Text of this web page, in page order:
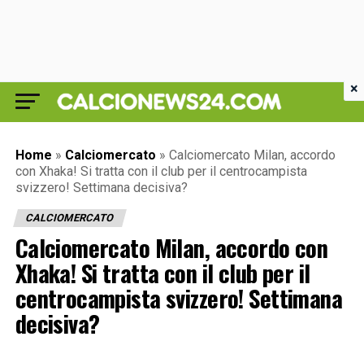
Home » Calciomercato » Calciomercato Milan, accordo
con Xhaka! Si tratta con il club per il centrocampista
svizzero! Settimana decisiva?
CALCIOMERCATO
Calciomercato Milan, accordo con
Xhaka! Si tratta con il club per il
centrocampista svizzero! Settimana
decisiva?
×